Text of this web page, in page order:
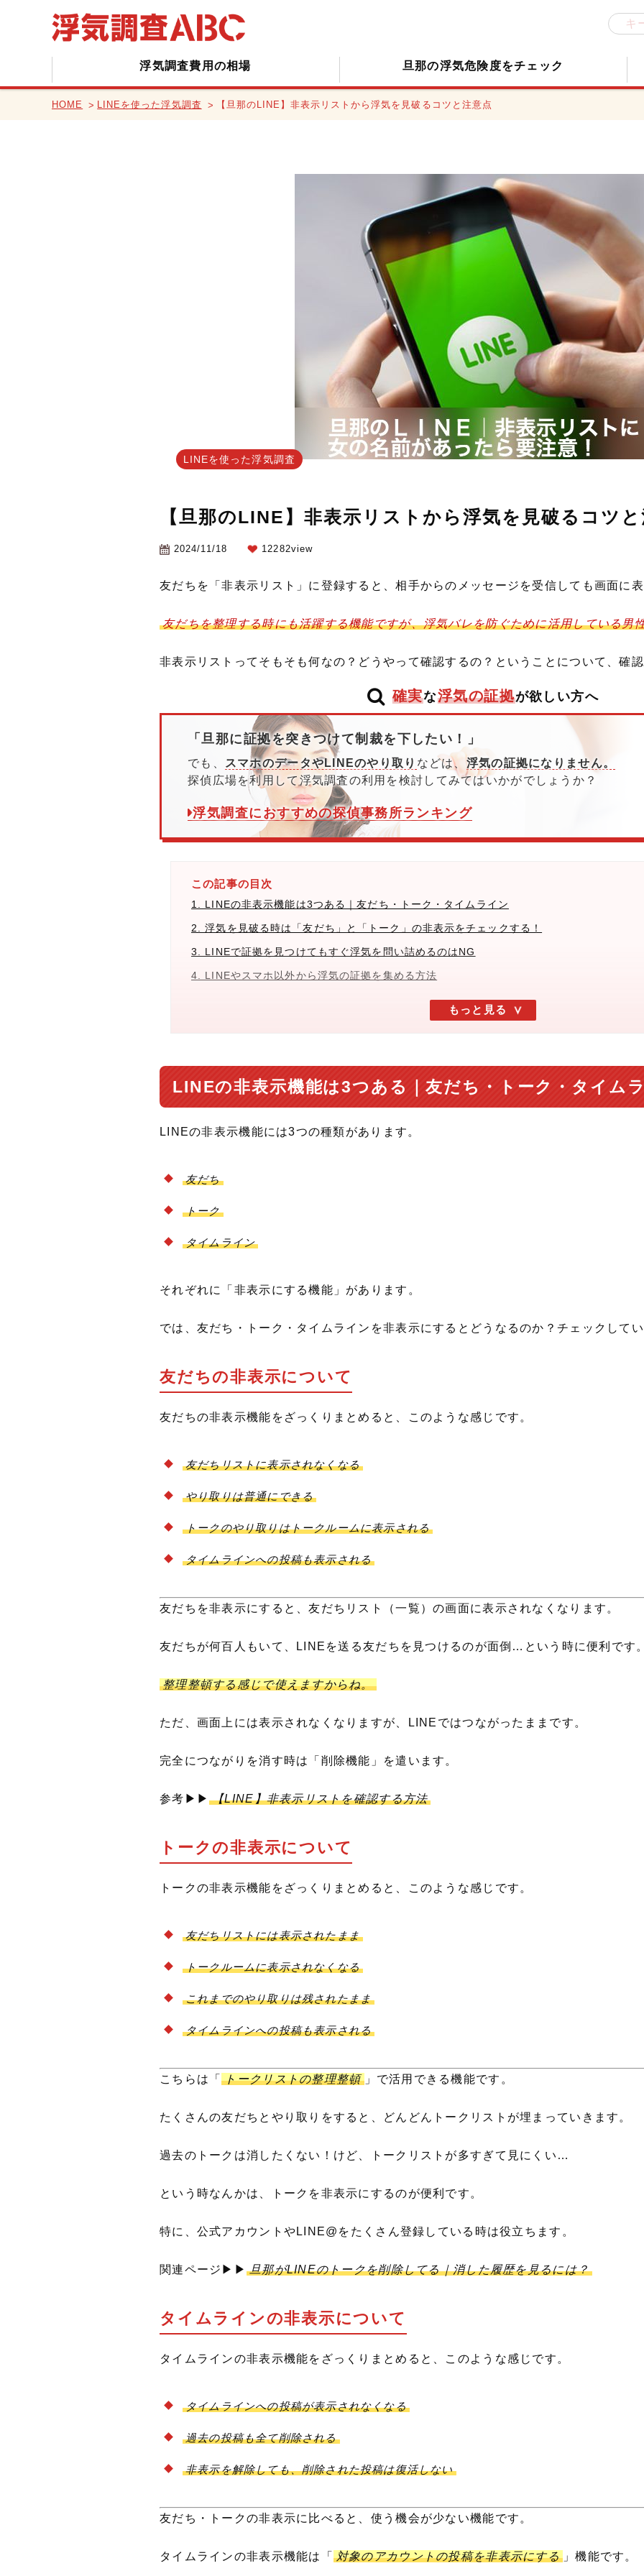
浮気調査費用の相場 旦那の浮気危険度をチェック
HOME LINEを使った浮気調査 【旦那のLINE】非表示リストから浮気を見破るコツと注意点
LINEを使った浮気調査
【旦那のLINE】非表示リストから浮気を見破るコツ
2024/11/18 12282view
友だちを「非表示リスト」に登録すると、相手からのメッセージを受信しても画面に
友だちを整理する時にも活躍する機能ですが、浮気バレを防ぐために活用している男
非表示リストってそもそも何なの？どうやって確認するの？ということについて、確
確実な浮気の証拠が欲しい方へ
「旦那に証拠を突きつけて制裁を下したい！」
でも、 スマホのデータやLINEのやり取り などは、 浮気の証拠になりません。
探偵広場を利用して浮気調査の利用を検討してみてはいかがでしょうか？
浮気調査におすすめの探偵事務所ランキング
この記事の目次
1. LINEの非表示機能は3つある｜友だち・トーク・タイムライン
2. 浮気を見破る時は「友だち」と「トーク」の非表示をチェックする！
3. LINEで証拠を見つけてもすぐ浮気を問い詰めるのはNG
4. LINEやスマホ以外から浮気の証拠を集める方法
もっと見る
LINEの非表示機能は3つある｜友だち・トーク・タイム
LINEの非表示機能には3つの種類があります。
友だち
トーク
タイムライン
それぞれに「非表示にする機能」があります。
では、友だち・トーク・タイムラインを非表示にするとどうなるのか？チェックして
友だちの非表示について
友だちの非表示機能をざっくりまとめると、このような感じです。
友だちリストに表示されなくなる
やり取りは普通にできる
トークのやり取りはトークルームに表示される
タイムラインへの投稿も表示される
友だちを非表示にすると、友だちリスト（一覧）の画面に表示されなくなります。
友だちが何百人もいて、LINEを送る友だちを見つけるのが面倒…という時に便利です
整理整頓する感じで使えますからね。
ただ、画面上には表示されなくなりますが、LINEではつながったままです。
完全につながりを消す時は「削除機能」を遣います。
参考▶▶ 【LINE】非表示リストを確認する方法
トークの非表示について
トークの非表示機能をざっくりまとめると、このような感じです。
友だちリストには表示されたまま
トークルームに表示されなくなる
これまでのやり取りは残されたまま
タイムラインへの投稿も表示される
こちらは「 トークリストの整理整頓 」で活用できる機能です。
たくさんの友だちとやり取りをすると、どんどんトークリストが埋まっていきます。
過去のトークは消したくない！けど、トークリストが多すぎて見にくい…
という時なんかは、トークを非表示にするのが便利です。
特に、公式アカウントやLINE@をたくさん登録している時は役立ちます。
関連ページ▶▶ 旦那がLINEのトークを削除してる｜消した履歴を見るには？
タイムラインの非表示について
タイムラインの非表示機能をざっくりまとめると、このような感じです。
タイムラインへの投稿が表示されなくなる
過去の投稿も全て削除される
非表示を解除しても、削除された投稿は復活しない
友だち・トークの非表示に比べると、使う機会が少ない機能です。
タイムラインの非表示機能は「 対象のアカウントの投稿を非表示にする 」機能です。